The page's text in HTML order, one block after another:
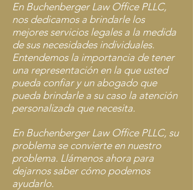
En Buchenberger Law Office PLLC,
nos dedicamos a brindarle los
mejores servicios legales a la medida
de sus necesidades individuales.
Entendemos la importancia de tener
una representación en la que usted
pueda confiar y un abogado que
pueda brindarle a su caso la atención
personalizada que necesita.
En Buchenberger Law Office PLLC, su
problema se convierte en nuestro
problema. Llámenos ahora para
dejarnos saber cómo podemos
ayudarlo.